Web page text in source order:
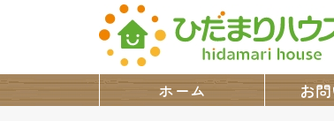
ホーム お